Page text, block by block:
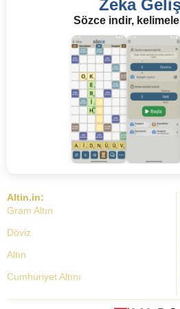
Zeka
Sözce indir,
Altin.in:
Gram Altın
Döviz
Altın
Cumhuriyet Altını
Dolar Kuru